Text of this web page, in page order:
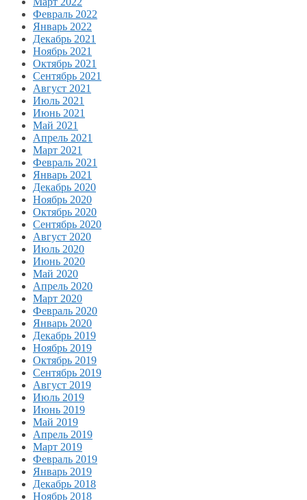
Февраль 2022
Январь 2022
Декабрь 2021
Ноябрь 2021
Октябрь 2021
Сентябрь 2021
Август 2021
Июль 2021
Июнь 2021
Май 2021
Апрель 2021
Март 2021
Февраль 2021
Январь 2021
Декабрь 2020
Ноябрь 2020
Октябрь 2020
Сентябрь 2020
Август 2020
Июль 2020
Июнь 2020
Май 2020
Апрель 2020
Март 2020
Февраль 2020
Январь 2020
Декабрь 2019
Ноябрь 2019
Октябрь 2019
Сентябрь 2019
Август 2019
Июль 2019
Июнь 2019
Май 2019
Апрель 2019
Март 2019
Февраль 2019
Январь 2019
Декабрь 2018
Ноябрь 2018